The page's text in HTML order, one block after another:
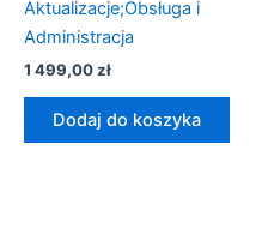
Aktualizacje;Obsługa i
Administracja
1 499,00zł
Dodaj do koszyka